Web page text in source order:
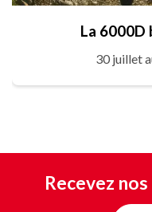
La 6000D
30 juillet
Recevez